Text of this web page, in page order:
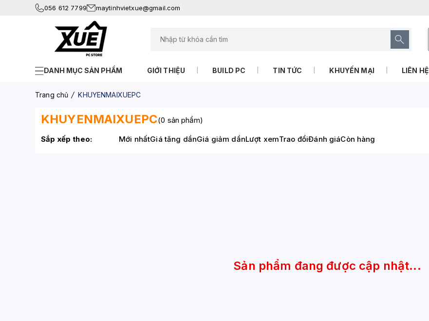
056 612 7799 maytinhvietxue@gmail.com
DANH MỤC SẢN PHẨM GIỚI THIỆU BUILD PC TIN TỨC KHUYẾN MẠI LIÊN HỆ
Trang chủ KHUYENMAIXUEPC
KHUYENMAIXUEPC(0 sản phẩm)
Sắp xếp theo: Mới nhấtGiá tăng dầnGiá giảm dầnLượt xemTrao đổiĐánh giáCòn hàng
Sản phẩm đang được cập nhật...